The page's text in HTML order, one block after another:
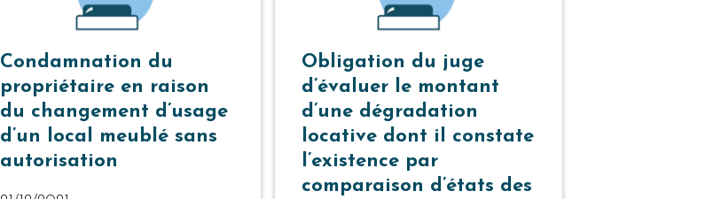
Condamnation du
propriétaire en raison
du changement d’usage
d’un local meublé sans
autorisation
Obligation du juge
d’évaluer le montant
d’une dégradation
locative dont il constate
l’existence par
comparaison d’états des